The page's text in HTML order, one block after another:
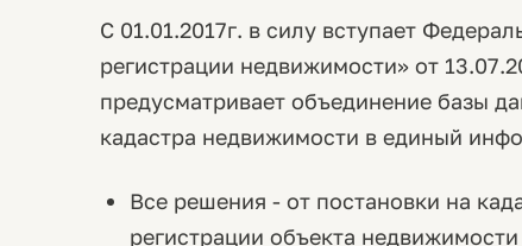
С 01.01.2017г. в силу вступает
регистрации недвижимости» от
предусматривает объединение базы
кадастра недвижимости в единый
Все решения - от постановки на
регистрации объекта